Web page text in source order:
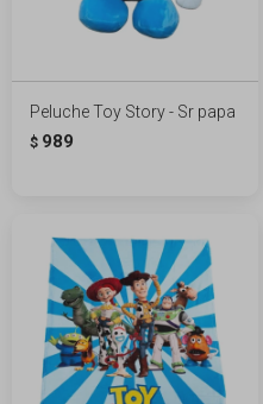
Peluche Toy Story - Sr papa
$ 989